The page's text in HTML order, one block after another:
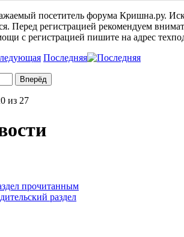
посетитель форума Кришна.ру.
Перед регистрацией рекомендуем
с регистрацией пишите на адрес
Последняя
из 27
прочитанным
раздел